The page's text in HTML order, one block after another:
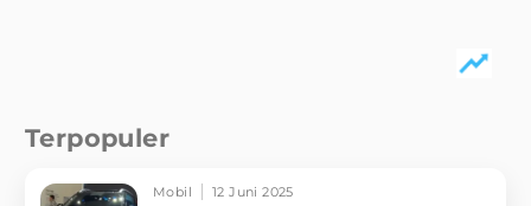
Terpopuler
Mobil 12 Juni 2025